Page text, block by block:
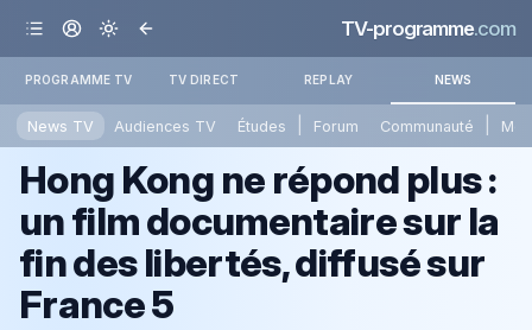
TV-programme.com
PROGRAMME TV TV DIRECT REPLAY NEWS
News TV Audiences TV Études Forum Communauté
Hong Kong ne répond plus :
un film documentaire sur la
fin des libertés, diffusé sur
France 5